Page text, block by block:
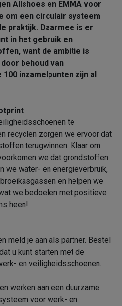
Allshoes en EMMA voor
om een circulair systeem
praktijk. Daarmee is er
in het gebruik en
want de ambitie is
behoud van
inzamelpunten zijn al
te
recyclen zorgen we ervoor dat
terugwinnen. Klaar om
we dat grondstoffen
we water- en energieverbruik,
en helpen we
we bedoelen met positieve
heen!
meld je aan als partner. Bestel
u kunt starten met de
en veiligheidsschoenen.
werken aan een duurzame
voor werk- en